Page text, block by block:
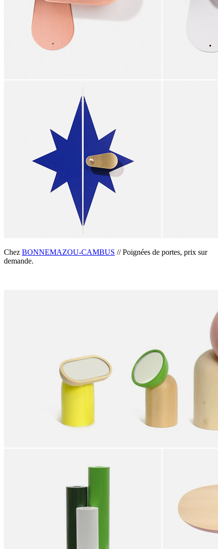
Chez BONNEMAZOU-CAMBUS // Poignées de portes, prix sur
demande.